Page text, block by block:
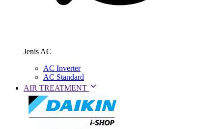
Jenis AC
AC Inverter
AC Standard
AIR TREATMENT